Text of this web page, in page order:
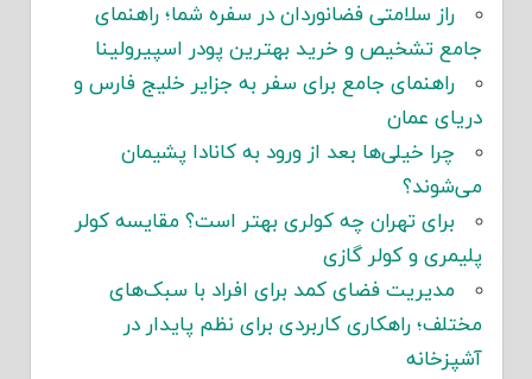
راز سلامتی فضانوردان در سفره شما؛ راهنمای
جامع تشخیص و خرید بهترین پودر اسپیرولینا
راهنمای جامع برای سفر به جزایر خلیج فارس و
دریای عمان
چرا خیلی‌ها بعد از ورود به کانادا پشیمان
می‌شوند؟
برای تهران چه کولری بهتر است؟ مقایسه کولر
پلیمری و کولر گازی
مدیریت فضای کمد برای افراد با سبک‌های
مختلف؛ راهکاری کاربردی برای نظم پایدار در
آشپزخانه